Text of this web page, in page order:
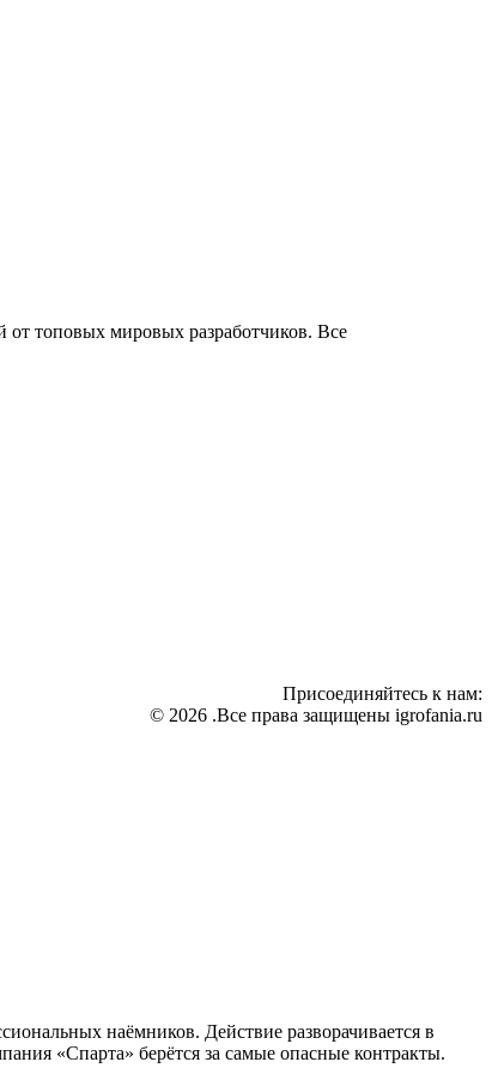
топовых мировых разработчиков. Все
Присоединяйтесь к нам:
© 2026 .Все права защищены igrofania.ru
наёмников. Действие разворачивается в
«Спарта» берётся за самые опасные контракты.